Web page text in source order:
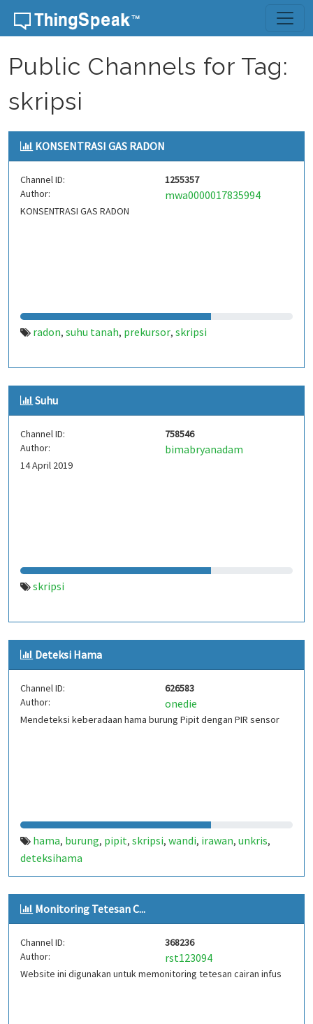
Skip to content
Public Channels for Tag:
skripsi
KONSENTRASI GAS RADON
Channel ID:
1255357
Author:
mwa0000017835994
KONSENTRASI GAS RADON
radon, suhu tanah, prekursor, skripsi
Suhu
Channel ID:
758546
Author:
bimabryanadam
14 April 2019
skripsi
Deteksi Hama
Channel ID:
626583
Author:
onedie
Mendeteksi keberadaan hama burung Pipit dengan PIR sensor
hama, burung, pipit, skripsi, wandi, irawan, unkris,
deteksihama
Monitoring Tetesan C...
Channel ID:
368236
Author:
rst123094
Website ini digunakan untuk memonitoring tetesan cairan infus